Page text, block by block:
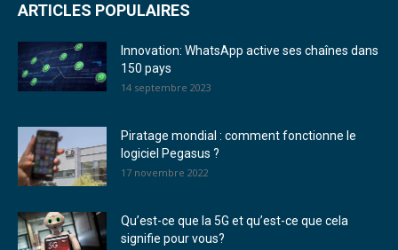
ARTICLES POPULAIRES
Innovation: WhatsApp active ses chaînes dans
150 pays
14 septembre 2023
Piratage mondial : comment fonctionne le
logiciel Pegasus ?
17 novembre 2022
Qu’est-ce que la 5G et qu’est-ce que cela
signifie pour vous?